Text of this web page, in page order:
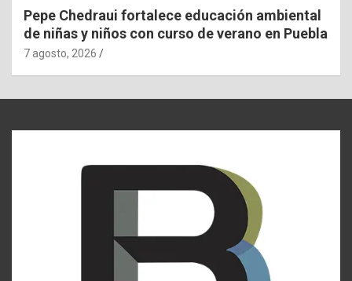
Pepe Chedraui fortalece educación ambiental
de niñas y niños con curso de verano en Puebla
7 agosto, 2026